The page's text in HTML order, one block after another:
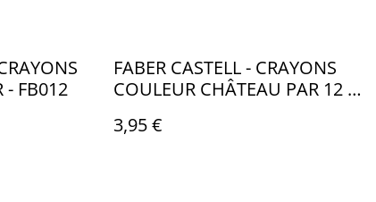
- FB012
FABER CASTELL - CRAYONS
COULEUR CHÂTEAU PAR 12 -
3,95 €